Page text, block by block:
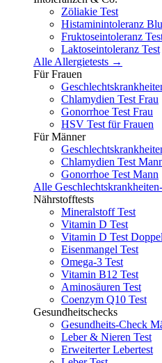
Zöliakie Test
Histaminintoleranz
Fruktoseintoleranz
Laktoseintoleranz Test
Alle Allergietests →
Für Frauen
Chlamydien Test Frau
Gonorrhoe Test Frau
HSV Test für Frauen
Für Männer
Chlamydien Test
Gonorrhoe Test Mann
Alle
Nährstofftests
Mineralstoff Test
Vitamin D Test
Vitamin D Test
Eisenmangel Test
Omega-3 Test
Vitamin B12 Test
Aminosäuren Test
Coenzym Q10 Test
Gesundheitschecks
Gesundheits-Check
Leber & Nieren Test
Erweiterter Lebertest